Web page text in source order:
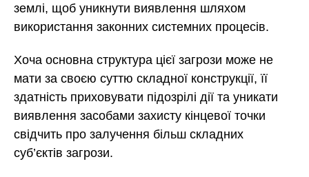
землі, щоб уникнути виявлення шляхом
використання законних системних процесів.
Хоча основна структура цієї загрози може не
мати за своєю суттю складної конструкції, її
здатність приховувати підозрілі дії та уникати
виявлення засобами захисту кінцевої точки
свідчить про залучення більш складних
суб’єктів загрози.